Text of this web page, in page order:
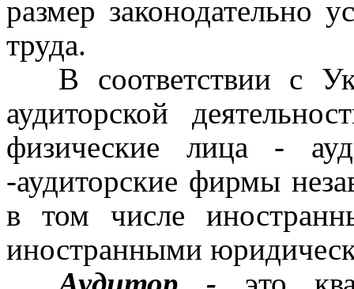
размер законодательно
труда.
В соответствии с
аудиторской
физические лица -
-аудиторские фирмы
в том числе
иностранными